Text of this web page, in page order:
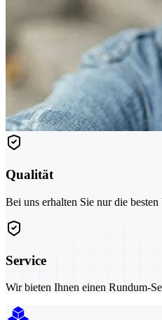
Qualität
Bei uns erhalten Sie nur die
Service
Wir bieten Ihnen einen Rundum-